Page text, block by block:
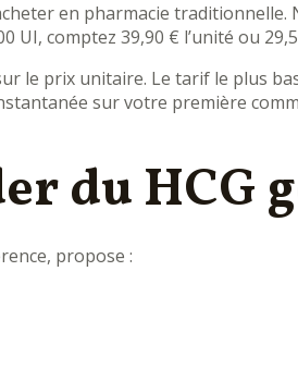
en pharmacie
UI, comptez 39,90 € l’unité ou
le prix unitaire. Le tarif le plus
sur votre première
du HCG
propose :